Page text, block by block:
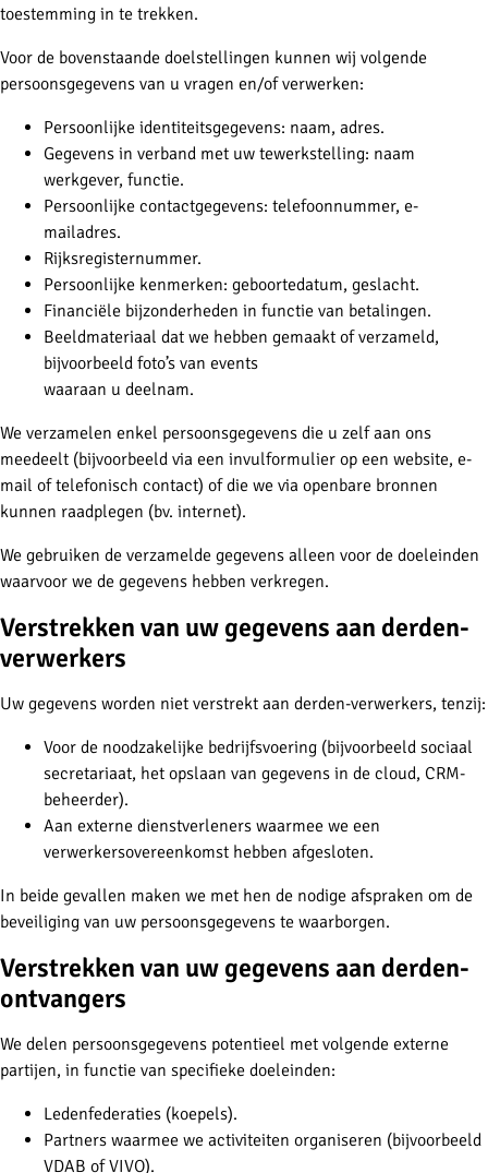
toestemming in te trekken.
Voor de bovenstaande doelstellingen kunnen wij volgende
persoonsgegevens van u vragen en/of verwerken:
Persoonlijke identiteitsgegevens: naam, adres.
Gegevens in verband met uw tewerkstelling: naam
werkgever, functie.
Persoonlijke contactgegevens: telefoonnummer, e-
mailadres.
Rijksregisternummer.
Persoonlijke kenmerken: geboortedatum, geslacht.
Financiële bijzonderheden in functie van betalingen.
Beeldmateriaal dat we hebben gemaakt of verzameld,
bijvoorbeeld foto’s van events
waaraan u deelnam.
We verzamelen enkel persoonsgegevens die u zelf aan ons
meedeelt (bijvoorbeeld via een invulformulier op een website, e-
mail of telefonisch contact) of die we via openbare bronnen
kunnen raadplegen (bv. internet).
We gebruiken de verzamelde gegevens alleen voor de doeleinden
waarvoor we de gegevens hebben verkregen.
Verstrekken van uw gegevens aan derden-
verwerkers
Uw gegevens worden niet verstrekt aan derden-verwerkers, tenzij:
Voor de noodzakelijke bedrijfsvoering (bijvoorbeeld sociaal
secretariaat, het opslaan van gegevens in de cloud, CRM-
beheerder).
Aan externe dienstverleners waarmee we een
verwerkersovereenkomst hebben afgesloten.
In beide gevallen maken we met hen de nodige afspraken om de
beveiliging van uw persoonsgegevens te waarborgen.
Verstrekken van uw gegevens aan derden-
ontvangers
We delen persoonsgegevens potentieel met volgende externe
partijen, in functie van specifieke doeleinden:
Ledenfederaties (koepels).
Partners waarmee we activiteiten organiseren (bijvoorbeeld
VDAB of VIVO).